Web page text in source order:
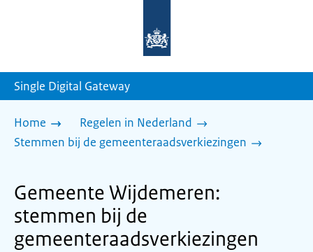
homepage
Single Digital Gateway
Home
Regelen in Nederland
Stemmen bij de gemeenteraadsverkiezingen
Gemeente Wijdemeren:
stemmen bij de
gemeenteraadsverkiezingen